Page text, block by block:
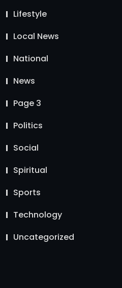
Lifestyle
Local News
National
News
Page 3
Politics
Social
Spiritual
Sports
Technology
Uncategorized